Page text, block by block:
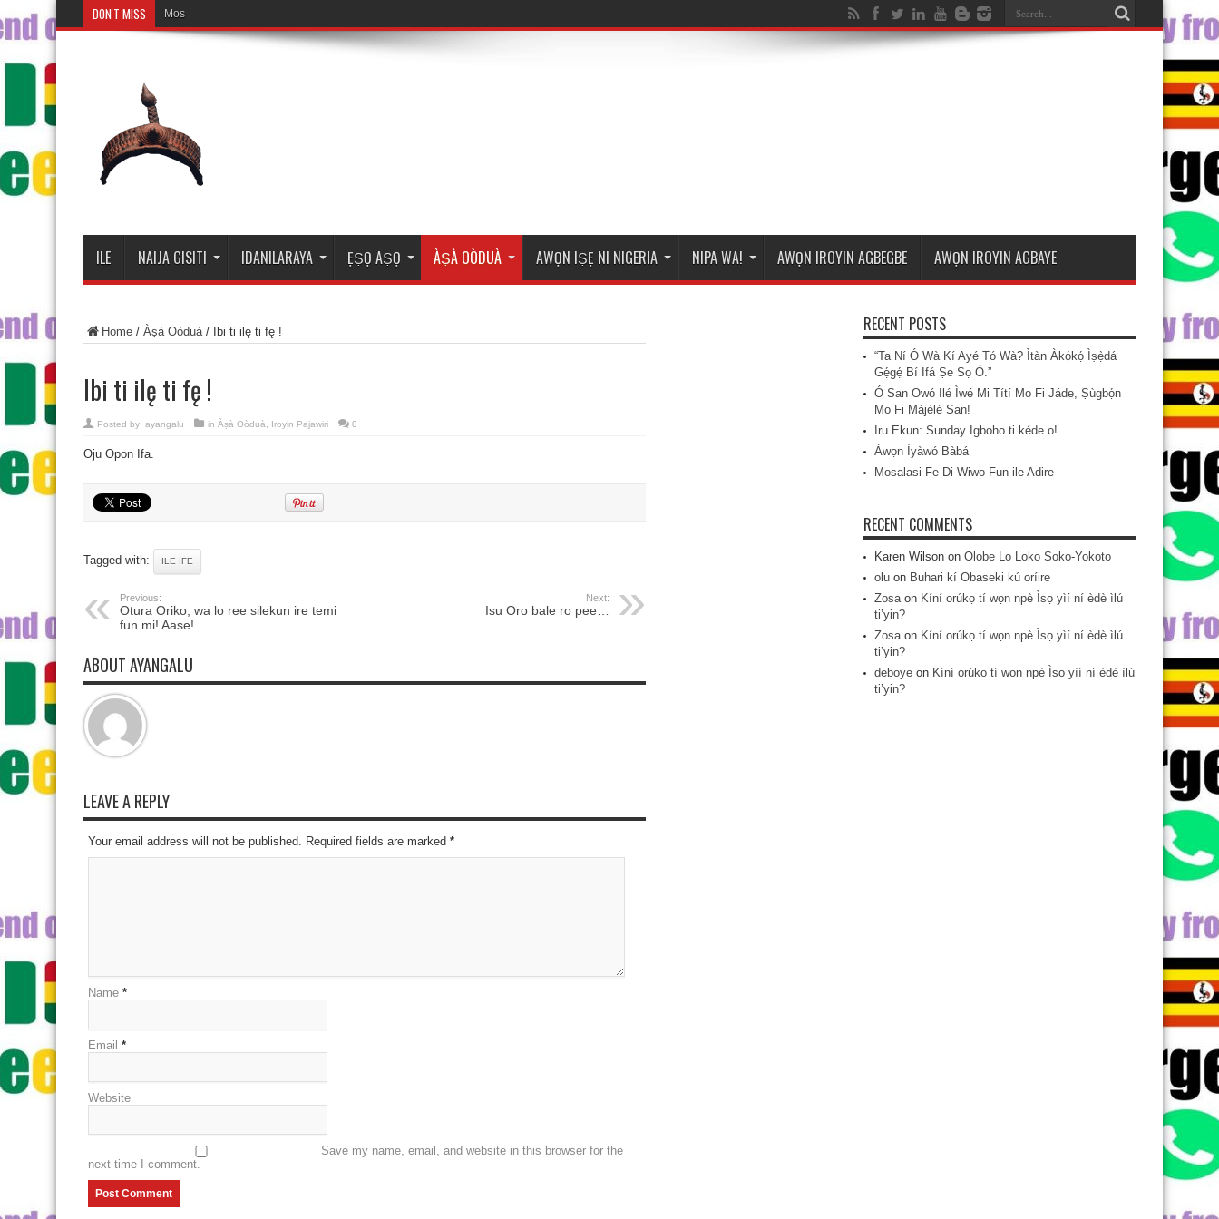
DON'T MISS Mosalasi Fe Di
ILE NAIJA GISITI IDANILARAYA ẸṢỌ AṢỌ ÀṢÀ OÒDUÀ AWỌN IṢẸ NI NIGERIA NIPA WA! AWỌN IROYIN AGBEGBE AWỌN IROYIN AGBAYE
Home / Àṣà Oòduà/ Ibi ti ilę ti fę !
Ibi ti ilę ti fę !
Posted by: ayangalu in Àṣà Oòduà Iroyin Pajawiri 0
Oju Opon Ifa.
Tagged with: ILE IFE
Previous:
Otura Oriko, wa lo ree silekun ire temi
fun mi! Aase!
Next:
Isu Oro bale ro pee…
ABOUT AYANGALU
LEAVE A REPLY
Your email address will not be published. Required fields are marked *
Name *
Email *
Website
Save my name, email, and website in this browser for the
next time I comment.
RECENT POSTS
“Ta Ní Ó Wà Kí Ayé Tó Wà? Ìtàn Àkọ́kọ́ Ìṣẹ̀dá
Gẹ́gẹ́ Bí Ifá Ṣe Sọ Ó.”
Ó San Owó Ilé Ìwé Mi Títí Mo Fi Jáde, Ṣùgbọ́n
Mo Fi Májèlé San!
Iru Ekun: Sunday Igboho ti kéde o!
Àwọn Ìyàwó Bàbá
Mosalasi Fe Di Wiwo Fun ile Adire
RECENT COMMENTS
Karen Wilson on Olobe Lo Loko Soko-Yokoto
olu on Buhari kí Obaseki kú oríire
Zosaon Kíní orúkọ tí wọn npè Ìsọ yìí ní èdè ìlú
ti’yin?
Zosaon Kíní orúkọ tí wọn npè Ìsọ yìí ní èdè ìlú
ti’yin?
deboye on Kíní orúkọ tí wọn npè Ìsọ yìí ní èdè ìlú
ti’yin?